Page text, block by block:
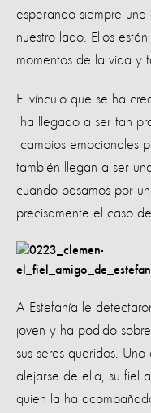
esperando siempre
nuestro lado. Ellos
momentos de la vida y
El vínculo que se ha
ha llegado a ser tan
cambios emocionales
también llegan a ser
cuando pasamos por
precisamente el caso
A Estefanía le
joven y ha podido
sus seres queridos.
alejarse de ella, su fiel
quien la ha